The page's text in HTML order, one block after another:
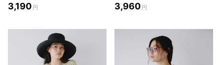
3,190 円 3,960 円